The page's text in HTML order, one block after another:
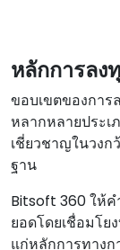
หลักการลง
ขอบเขตของกา
หลากหลายประ
เชี่ยวชาญในวงก
ฐาน
Bitsoft 360 ให้
ยอดโดยเชื่อมโย
แก่หลักการทาง